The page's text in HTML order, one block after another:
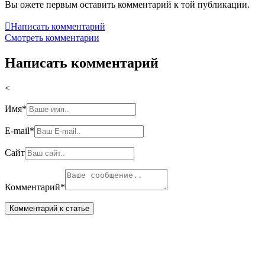
Вы ожете первым оставить комментарий к той публикации.
Написать комментарий
Смотреть комментарии
Написать комментарий
<
Имя*
E-mail*
Сайт
Комментарий*